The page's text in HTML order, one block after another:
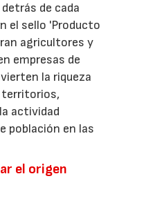
de cada
el sello 'Producto
agricultores y
empresas de
la riqueza
territorios,
actividad
población en las
el origen